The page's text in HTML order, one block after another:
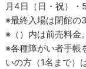
月4日（日・祝）・
※最終入場は閉館の
※（）内は前売料金。
※各種障がい者手帳
いの方（1名まで）